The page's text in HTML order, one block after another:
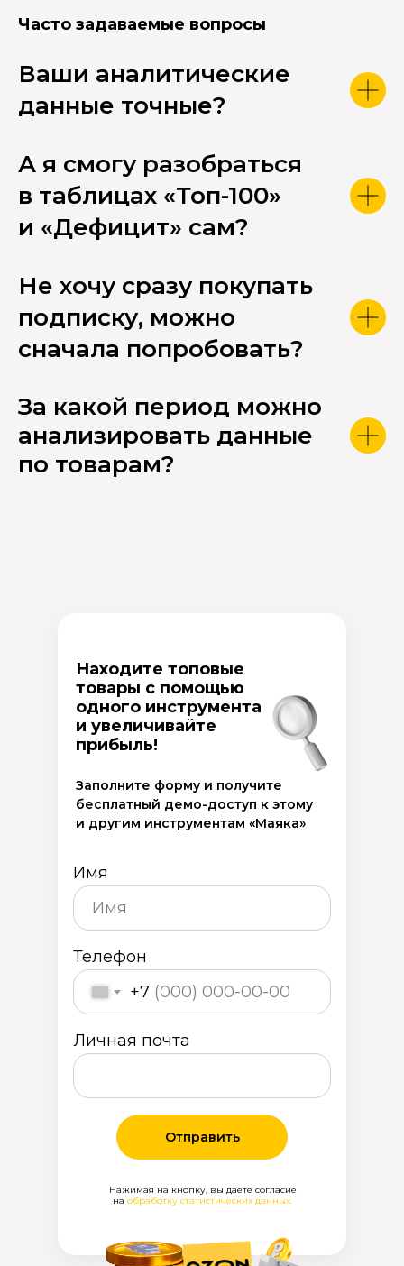
Часто задаваемые вопросы
Ваши аналитические
данные точные?
А я смогу разобраться
в таблицах «Топ-100»
и «Дефицит» сам?
Не хочу сразу покупать
подписку, можно
сначала попробовать?
За какой период можно
анализировать данные
по товарам?
Находите топовые
товары с помощью
одного инструмента
и увеличивайте
прибыль!
Имя
Телефон
+7
Личная почта
Отправить
Нажимая на кнопку, вы даете согласие
наобработку статистических данных.
Заполните форму и получите
бесплатный демо-доступ к этому
и другим инструментам «Маяка»